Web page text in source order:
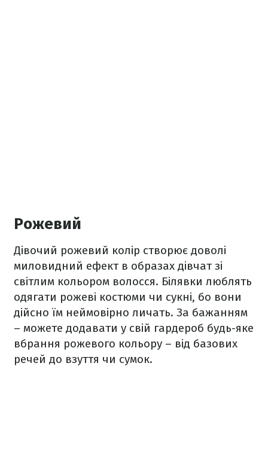
Рожевий
Дівочий рожевий колір створює доволі
миловидний ефект в образах дівчат зі
світлим кольором волосся. Білявки люблять
одягати рожеві костюми чи сукні, бо вони
дійсно їм неймовірно личать. За бажанням
– можете додавати у свій гардероб будь-яке
вбрання рожевого кольору – від базових
речей до взуття чи сумок.